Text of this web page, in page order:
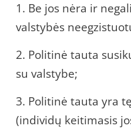
1. Be jos nėra ir
valstybės
2. Politinė tauta
su valstybe;
3. Politinė tauta yra
(individų keitimasis